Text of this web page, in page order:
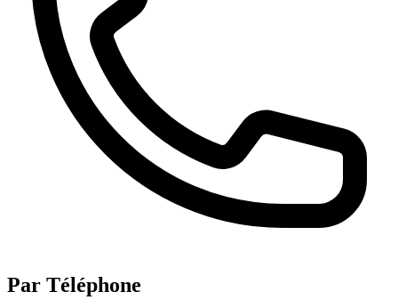
Par Téléphone